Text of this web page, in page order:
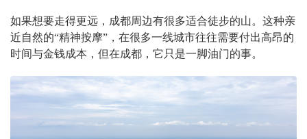
如果想要走得更远，成都周边有很多适合徒步的山。这种亲
近自然的“精神按摩”，在很多一线城市往往需要付出高昂的
时间与金钱成本，但在成都，它只是一脚油门的事。